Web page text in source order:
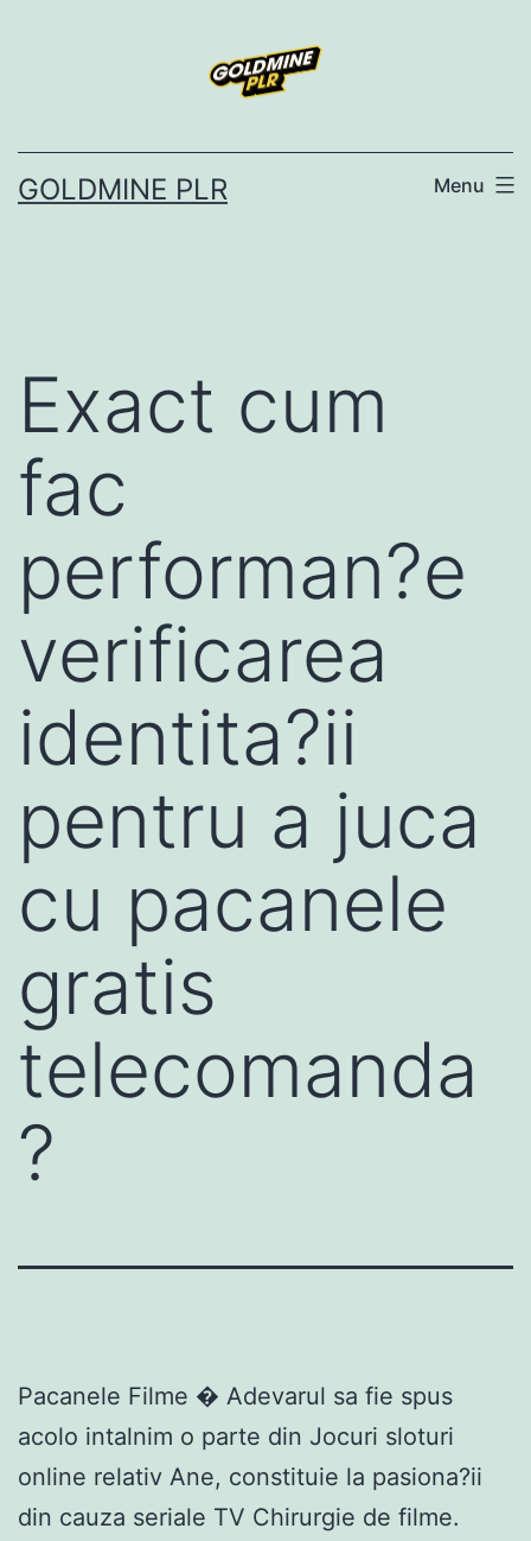
GOLDMINE PLR Menu
Exact cum
fac
performan?e
verificarea
identita?ii
pentru a juca
cu pacanele
gratis
telecomanda
?
Pacanele Filme � Adevarul sa fie spus
acolo intalnim o parte din Jocuri sloturi
online relativ Ane, constituie la pasiona?ii
din cauza seriale TV Chirurgie de filme.